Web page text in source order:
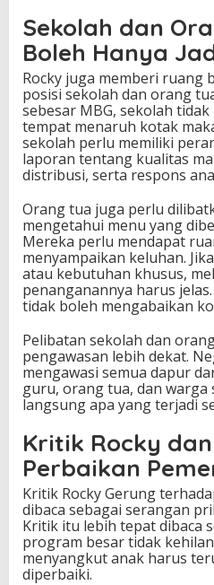
Sekolah dan
Boleh Hanya
Rocky juga memberi ruang
posisi sekolah dan orang
sebesar MBG, sekolah
tempat menaruh kotak
sekolah perlu memiliki
laporan tentang kualitas
distribusi, serta respons
Orang tua juga perlu
mengetahui menu yang
Mereka perlu mendapat
menyampaikan keluhan.
atau kebutuhan khusus,
penanganannya harus
tidak boleh mengabaikan
Pelibatan sekolah dan
pengawasan lebih dekat.
mengawasi semua dapur
guru, orang tua, dan
langsung apa yang terjadi
Kritik Rocky
Perbaikan
Kritik Rocky Gerung
dibaca sebagai serangan
Kritik itu lebih tepat dibaca
program besar tidak
menyangkut anak harus
diperbaiki.